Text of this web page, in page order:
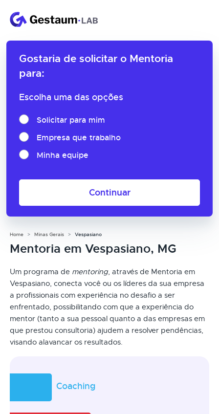
Gostaria de solicitar o Mentoria
para:
Escolha uma das opções
Solicitar para mim
Empresa que trabalho
Minha equipe
Continuar
Home Minas Gerais Vespasiano
Mentoria em Vespasiano, MG
Um programa de mentoring, através de Mentoria em
Vespasiano, conecta você ou os líderes da sua empresa
a profissionais com experiência no desafio a ser
enfrentado, possibilitando com que a experiência do
mentor (tanto a sua pessoal quanto a das empresas em
que prestou consultoria) ajudem a resolver pendências,
visando alavancar os resultados.